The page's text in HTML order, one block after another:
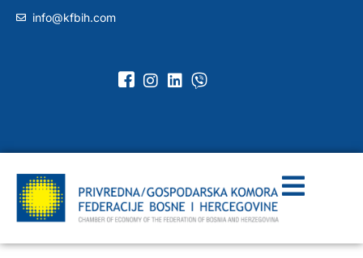
info@kfbih.com